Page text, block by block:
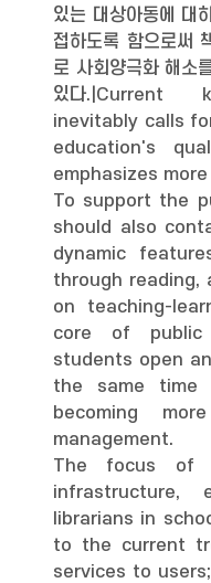
있는 대상아동에 대
접하도록 함으로써
로 사회양극화 해소
있다.|Current
inevitably calls
education's
emphasizes
To support the
should also
dynamic
through reading,
on teaching-
core of public
students open
the same time
becoming
management.
The focus of
infrastructure,
librarians in
to the current
services to